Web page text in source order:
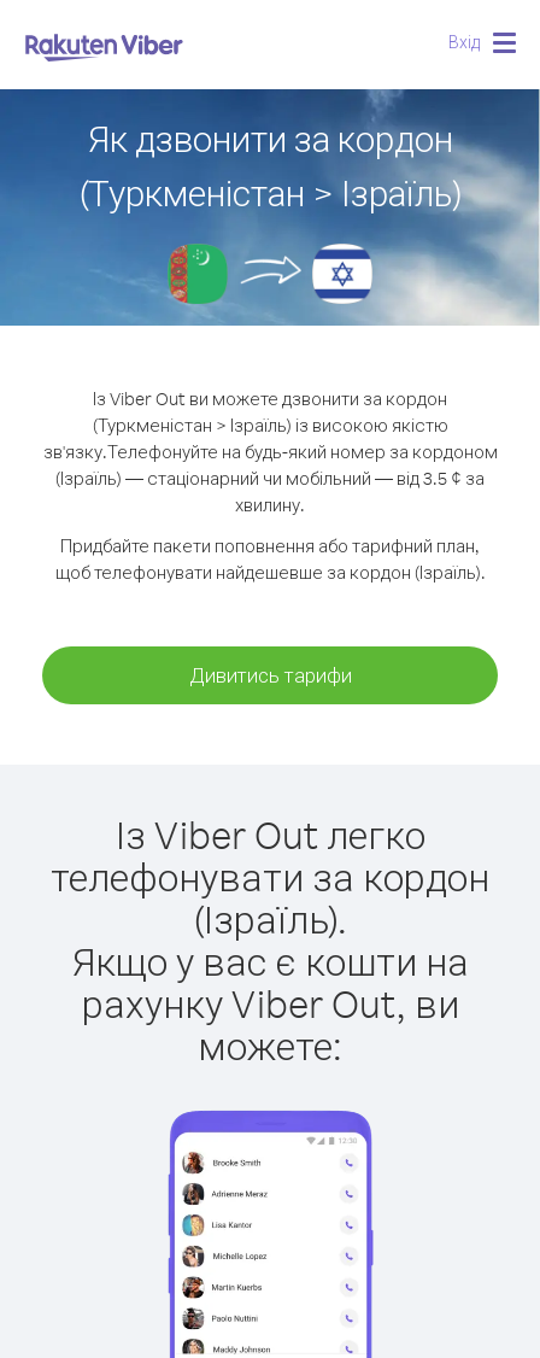
Вхід
Як дзвонити за кордон
(Туркменістан > Ізраїль)
Із Viber Out ви можете дзвонити за кордон
(Туркменістан > Ізраїль) із високою якістю
зв'язку.Телефонуйте на будь-який номер за кордоном
(Ізраїль) — стаціонарний чи мобільний — від 3.5 ¢ за
хвилину.
Придбайте пакети поповнення або тарифний план,
щоб телефонувати найдешевше за кордон (Ізраїль).
Дивитись тарифи
Із Viber Out легко
телефонувати за кордон
(Ізраїль).
Якщо у вас є кошти на
рахунку Viber Out, ви
можете: